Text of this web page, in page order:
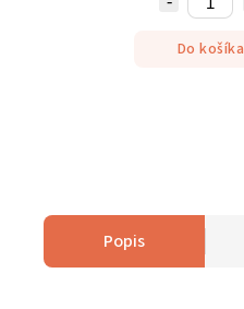
Do košíka
Popis